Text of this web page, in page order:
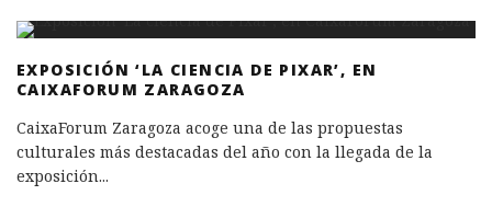
EXPOSICIÓN ‘LA CIENCIA DE PIXAR’, EN
CAIXAFORUM ZARAGOZA
CaixaForum Zaragoza acoge una de las propuestas
culturales más destacadas del año con la llegada de la
exposición...